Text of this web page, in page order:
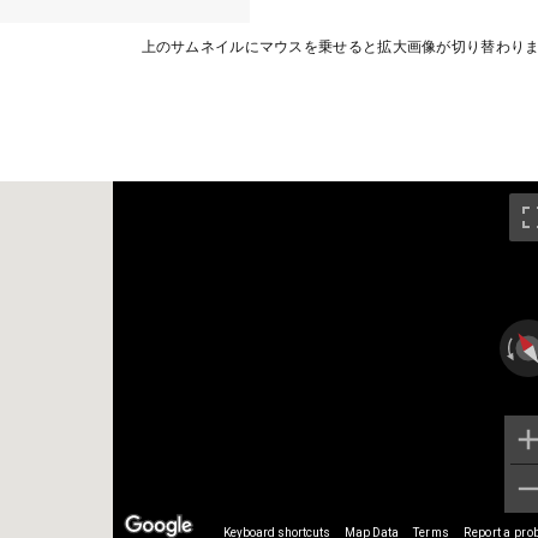
上のサムネイルにマウスを乗せると拡大画像が切り替わり
Keyboard shortcuts Map Data Terms Report a